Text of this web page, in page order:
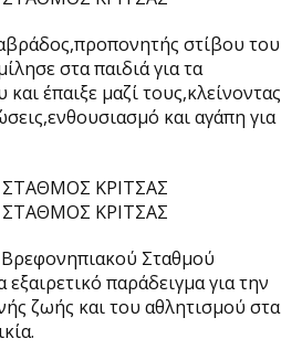
στίβου του
στα παιδιά για τα
έπαιξε μαζί τους,κλείνοντας
και αγάπη για
Σταθμού
εξαιρετικό παράδειγμα για την
ζωής και του αθλητισμού στα